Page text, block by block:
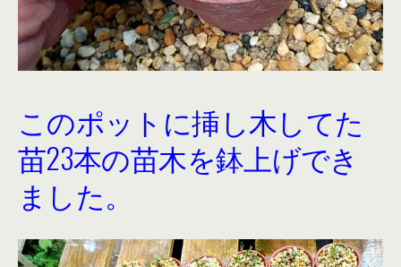
このポットに挿し木してた
苗23本の苗木を鉢上げでき
ました。